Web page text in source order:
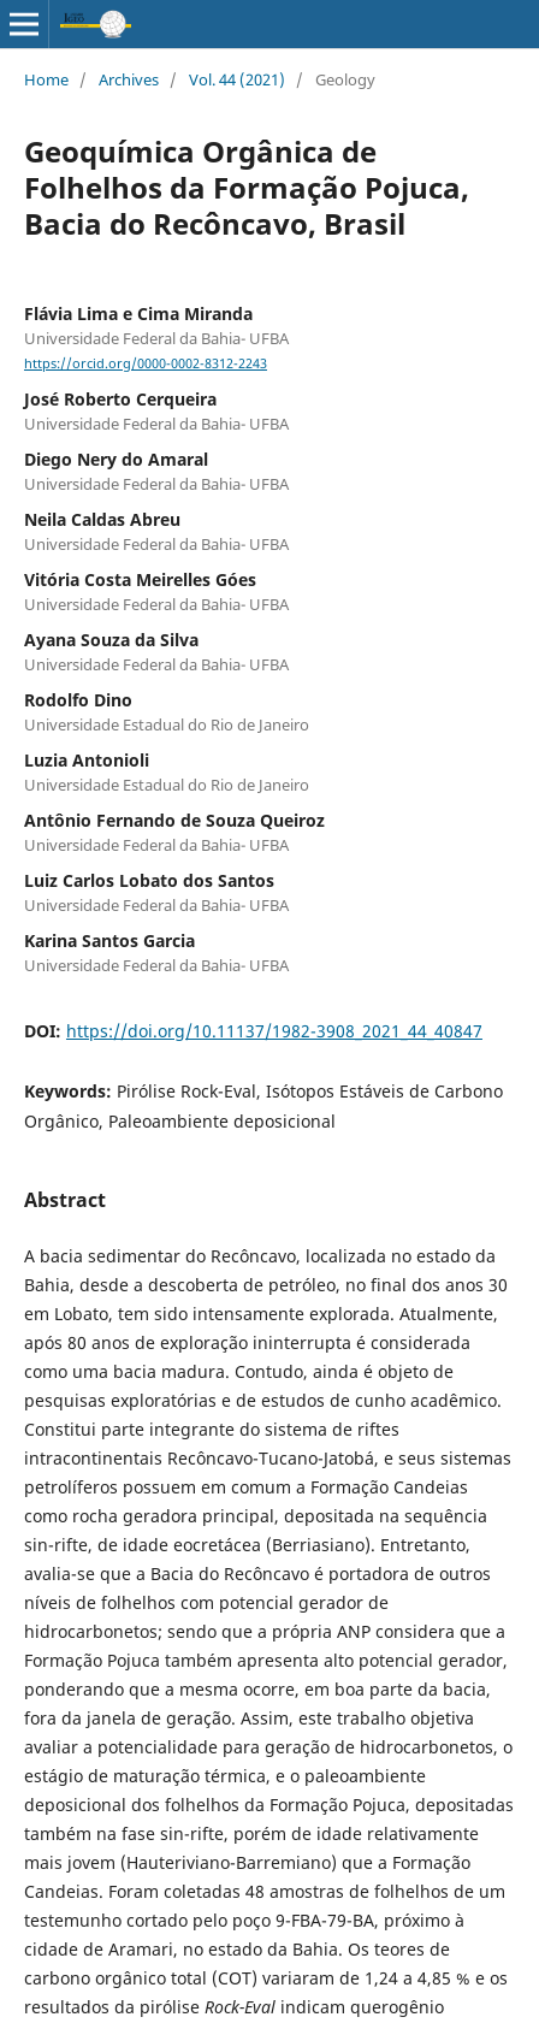
Home / Archives / Vol. 44 (2021) / Geology
Geoquímica Orgânica de
Folhelhos da Formação Pojuca,
Bacia do Recôncavo, Brasil
Flávia Lima e Cima Miranda
Universidade Federal da Bahia- UFBA
https://orcid.org/0000-0002-8312-2243
José Roberto Cerqueira
Universidade Federal da Bahia- UFBA
Diego Nery do Amaral
Universidade Federal da Bahia- UFBA
Neila Caldas Abreu
Universidade Federal da Bahia- UFBA
Vitória Costa Meirelles Góes
Universidade Federal da Bahia- UFBA
Ayana Souza da Silva
Universidade Federal da Bahia- UFBA
Rodolfo Dino
Universidade Estadual do Rio de Janeiro
Luzia Antonioli
Universidade Estadual do Rio de Janeiro
Antônio Fernando de Souza Queiroz
Universidade Federal da Bahia- UFBA
Luiz Carlos Lobato dos Santos
Universidade Federal da Bahia- UFBA
Karina Santos Garcia
Universidade Federal da Bahia- UFBA
DOI: https://doi.org/10.11137/1982-3908_2021_44_40847
Keywords: Pirólise Rock-Eval, Isótopos Estáveis de Carbono
Orgânico, Paleoambiente deposicional
Abstract
A bacia sedimentar do Recôncavo, localizada no estado da
Bahia, desde a descoberta de petróleo, no final dos anos 30
em Lobato, tem sido intensamente explorada. Atualmente,
após 80 anos de exploração ininterrupta é considerada
como uma bacia madura. Contudo, ainda é objeto de
pesquisas exploratórias e de estudos de cunho acadêmico.
Constitui parte integrante do sistema de riftes
intracontinentais Recôncavo-Tucano-Jatobá, e seus sistemas
petrolíferos possuem em comum a Formação Candeias
como rocha geradora principal, depositada na sequência
sin-rifte, de idade eocretácea (Berriasiano). Entretanto,
avalia-se que a Bacia do Recôncavo é portadora de outros
níveis de folhelhos com potencial gerador de
hidrocarbonetos; sendo que a própria ANP considera que a
Formação Pojuca também apresenta alto potencial gerador,
ponderando que a mesma ocorre, em boa parte da bacia,
fora da janela de geração. Assim, este trabalho objetiva
avaliar a potencialidade para geração de hidrocarbonetos, o
estágio de maturação térmica, e o paleoambiente
deposicional dos folhelhos da Formação Pojuca, depositadas
também na fase sin-rifte, porém de idade relativamente
mais jovem (Hauteriviano-Barremiano) que a Formação
Candeias. Foram coletadas 48 amostras de folhelhos de um
testemunho cortado pelo poço 9-FBA-79-BA, próximo à
cidade de Aramari, no estado da Bahia. Os teores de
carbono orgânico total (COT) variaram de 1,24 a 4,85 % e os
resultados da pirólise Rock-Evalindicam querogênio